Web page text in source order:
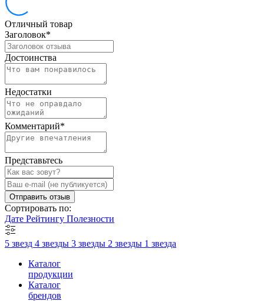
Отличный товар
Заголовок*
Достоинства
Недостатки
Комментарий*
Представьтесь
Отправить отзыв
Сортировать по:
Дате Рейтингу Полезности
5 звезд 4 звезды 3 звезды 2 звезды 1 звезда
Каталог
продукции
Каталог
брендов